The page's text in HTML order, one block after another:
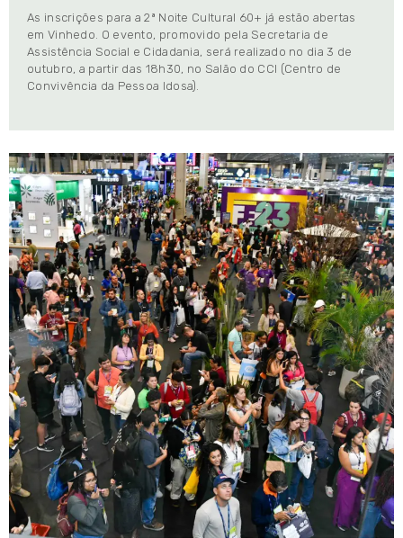
As inscrições para a 2ª Noite Cultural 60+ já estão abertas
em Vinhedo. O evento, promovido pela Secretaria de
Assistência Social e Cidadania, será realizado no dia 3 de
outubro, a partir das 18h30, no Salão do CCI (Centro de
Convivência da Pessoa Idosa).